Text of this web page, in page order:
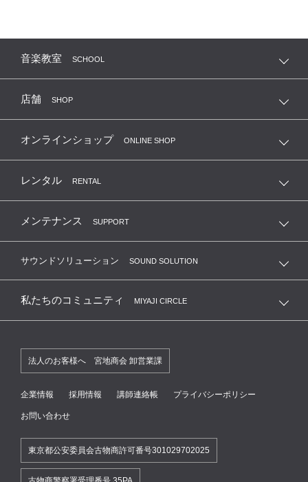
音楽教室 SCHOOL
店舗 SHOP
オンラインショップ ONLINE SHOP
レンタル RENTAL
メンテナンス SUPPORT
サウンドソリューション SOUND SOLUTION
私たちのコミュニティ MIYAJI CIRCLE
法人のお客様へ 宮地商会 卸営業課
企業情報 採用情報 講師連絡帳 プライバシーポリシー
お問い合わせ
東京都公安委員会古物商許可番号301029702025